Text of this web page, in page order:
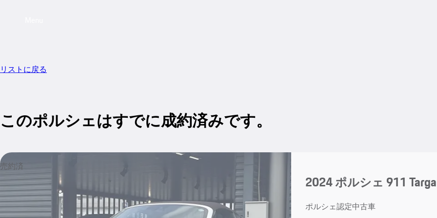
リストに戻る
このポルシェはすでに成約済みです。
売約済
2024 ポルシェ 911
ポルシェ認定中古車